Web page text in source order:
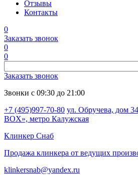
Отзывы
Контакты
0
Заказать звонок
0
0
Заказать звонок
Звонки с 09:30 до 21:00
+7 (495)997-70-80 ул. Обручева, дом
BOX», метро Калужская
Клинкер Снаб
Продажа клинкера от ведущих
klinkersnab@yandex.ru